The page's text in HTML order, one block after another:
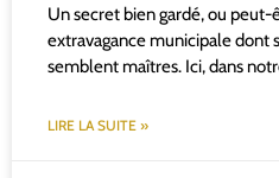
Un secret bien gardé, ou
extravagance municipale dont
semblent maîtres. Ici, dans
LIRE LA SUITE »